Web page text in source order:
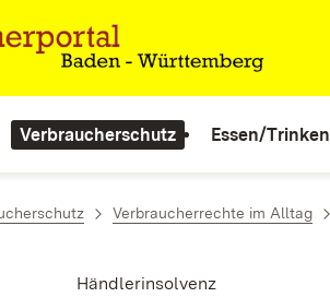
Verbraucherschutz Essen/Trinken
Verbraucherrechte im Alltag
Händlerinsolvenz